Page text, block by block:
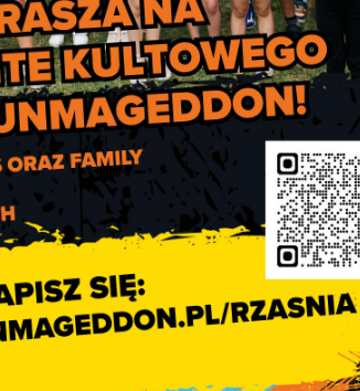
nie dotykać nią oczu, nosa i ust.
Z kolei wielorazowe maseczki
co najmniej 60 st. C.
r. zmieniającego rozporządzenie w sprawie
stanu epidemii.